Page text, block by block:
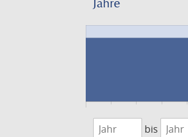
Jahre
1474
bis